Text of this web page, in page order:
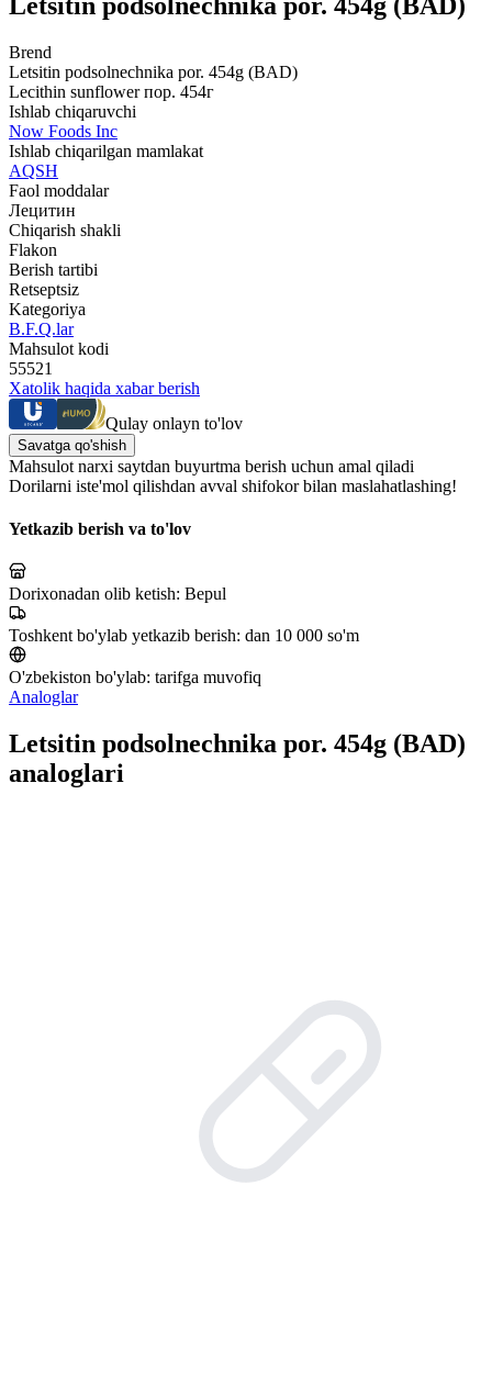
Brend
Letsitin podsolnechnika por. 454g (BAD)
Lecithin sunflower пор. 454г
Ishlab chiqaruvchi
Now Foods Inc
Ishlab chiqarilgan mamlakat
AQSH
Faol moddalar
Лецитин
Chiqarish shakli
Flakon
Berish tartibi
Retseptsiz
Kategoriya
B.F.Q.lar
Mahsulot kodi
55521
Xatolik haqida xabar berish
Qulay onlayn to'lov
Savatga qo'shish
Mahsulot narxi saytdan buyurtma berish uchun amal qiladi
Dorilarni iste'mol qilishdan avval shifokor bilan maslahatlashing!
Yetkazib berish va to'lov
Dorixonadan olib ketish: Bepul
Toshkent bo'ylab yetkazib berish: dan 10 000 so'm
O'zbekiston bo'ylab: tarifga muvofiq
Analoglar
Letsitin podsolnechnika por. 454g (BAD)
analoglari